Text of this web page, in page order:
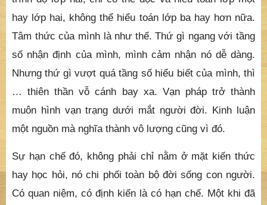
hay lớp hai, không thể hiểu toán lớp ba hay hơn nữa.
Tâm thức của mình là như thế. Thứ gì ngang với tầng
số nhận định của mình, mình cảm nhận nó dễ dàng.
Nhưng thứ gì vượt quá tầng số hiểu biết của mình, thì
… thiên thần vỗ cánh bay xa. Vạn pháp trở thành
muôn hình vạn trạng dưới mắt người đời. Kinh luận
một nguồn mà nghĩa thành vô lượng cũng vì đó.
Sự hạn chế đó, không phải chỉ nằm ở mặt kiến thức
hay học hỏi, nó chi phối toàn bộ đời sống con người.
Có quan niệm, có định kiến là có hạn chế. Một khi đã